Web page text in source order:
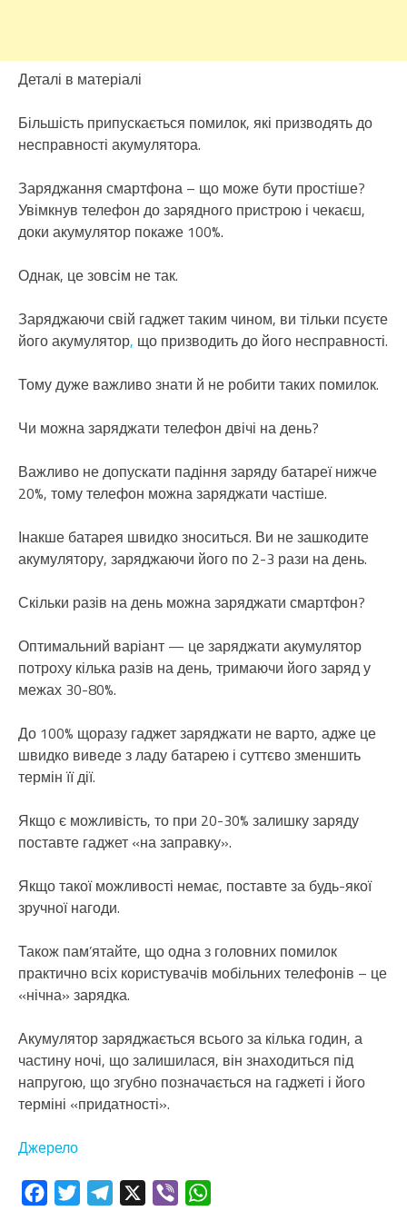
Деталі в матеріалі
Більшість припускається помилок, які призводять до
несправності акумулятора.
Заряджання смартфона – що може бути простіше?
Увімкнув телефон до зарядного пристрою і чекаєш,
доки акумулятор покаже 100%.
Однак, це зовсім не так.
Заряджаючи свій гаджет таким чином, ви тільки псуєте
його акумулятор, що призводить до його несправності.
Тому дуже важливо знати й не робити таких помилок.
Чи можна заряджати телефон двічі на день?
Важливо не допускати падіння заряду батареї нижче
20%, тому телефон можна заряджати частіше.
Інакше батарея швидко зноситься. Ви не зашкодите
акумулятору, заряджаючи його по 2-3 рази на день.
Скільки разів на день можна заряджати смартфон?
Оптимальний варіант — це заряджати акумулятор
потроху кілька разів на день, тримаючи його заряд у
межах 30-80%.
До 100% щоразу гаджет заряджати не варто, адже це
швидко виведе з ладу батарею і суттєво зменшить
термін її дії.
Якщо є можливість, то при 20-30% залишку заряду
поставте гаджет «на заправку».
Якщо такої можливості немає, поставте за будь-якої
зручної нагоди.
Також пам’ятайте, що одна з головних помилок
практично всіх користувачів мобільних телефонів – це
«нічна» зарядка.
Акумулятор заряджається всього за кілька годин, а
частину ночі, що залишилася, він знаходиться під
напругою, що згубно позначається на гаджеті і його
терміні «придатності».
Джерело
FacebookTwitterTelegram Viber